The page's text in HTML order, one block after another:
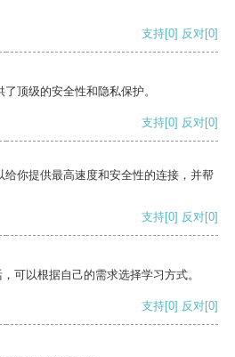
支持[0] 反对[0]
顶级的安全性和隐私保护。
支持[0] 反对[0]
你提供最高速度和安全性的连接，并帮
支持[0] 反对[0]
可以根据自己的需求选择学习方式。
支持[0] 反对[0]